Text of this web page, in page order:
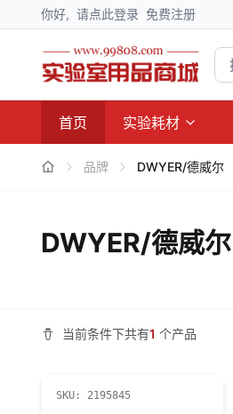
你好, 请点此登录 免费注册
首页 实验耗材
品牌 DWYER/德威尔
DWYER/德威尔
当前条件下共有1 个产品
SKU: 2195845